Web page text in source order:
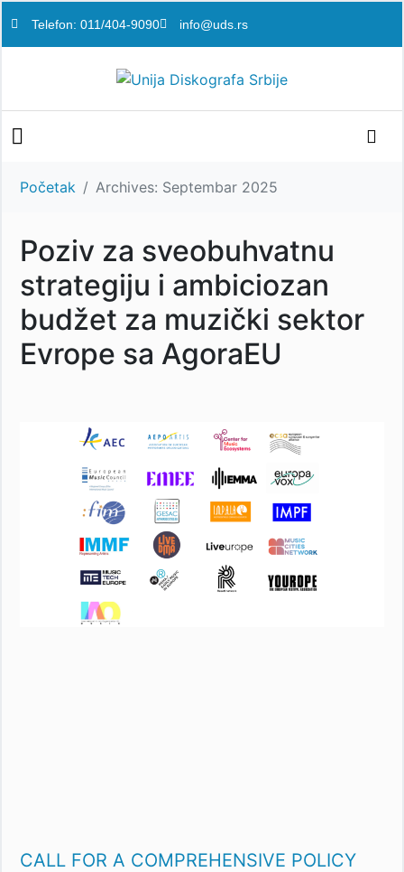
Telefon: 011/404-9090 info@uds.rs
Početak Archives: Septembar 2025
Poziv za sveobuhvatnu
strategiju i ambiciozan
budžet za muzički sektor
Evrope sa AgoraEU
CALL FOR A COMPREHENSIVE POLICY